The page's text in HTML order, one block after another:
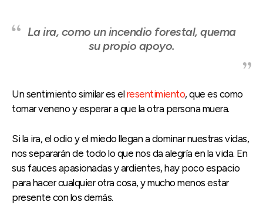
La ira, como un incendio forestal, quema
su propio apoyo.
Un sentimiento similar es elresentimiento, que es como
tomar veneno y esperar a que la otra persona muera.
Si la ira, el odio y el miedo llegan a dominar nuestras vidas,
nos separarán de todo lo que nos da alegría en la vida. En
sus fauces apasionadas y ardientes, hay poco espacio
para hacer cualquier otra cosa, y mucho menos estar
presente con los demás.